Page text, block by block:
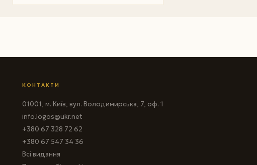
КОНТАКТИ
01001, м. Київ, вул. Володимирська, 7, оф. 1
info.logos@ukr.net
+380 67 328 72 62
+380 67 547 34 36
Всі видання